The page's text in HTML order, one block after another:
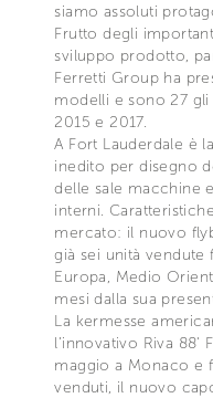
siamo assoluti
Frutto degli
sviluppo prodotto,
Ferretti Group ha
modelli e sono 27
2015 e 2017.
A Fort Lauderdale è
inedito per disegno
delle sale macchine
interni.
mercato: il nuovo
già sei unità
Europa, Medio
mesi dalla sua
La kermesse
l’innovativo Riva 88'
maggio a Monaco e
venduti, il nuovo